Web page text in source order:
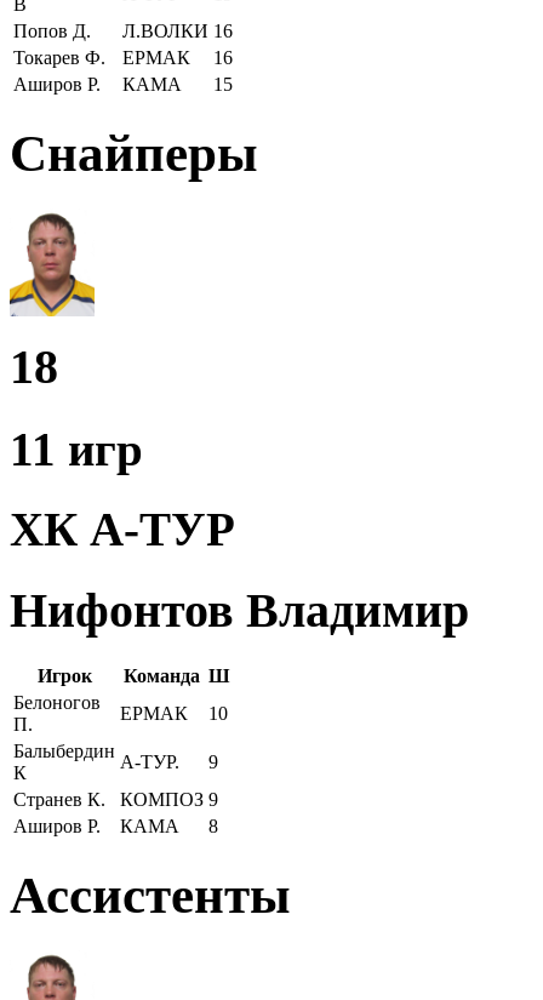
Попов Д.
Л.ВОЛКИ 16
Токарев Ф.
ЕРМАК
16
Аширов Р.
КАМА 15
Снайперы
18
11 игр
ХК А-ТУР
Нифонтов Владимир
Игрок Команда Ш
Белоногов
П.
ЕРМАК
10
Балыбердин
К
А-ТУР.
9
Странев К.
КОМПОЗ 9
Аширов Р.
КАМА 8
Ассистенты